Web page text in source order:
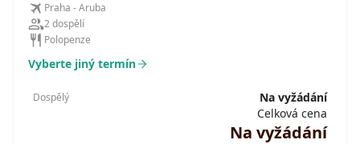
Praha - Aruba
2 dospělí
Polopenze
Vyberte jiný termín
Dospělý
Na vyžádání
Celková cena
Na vyžádání